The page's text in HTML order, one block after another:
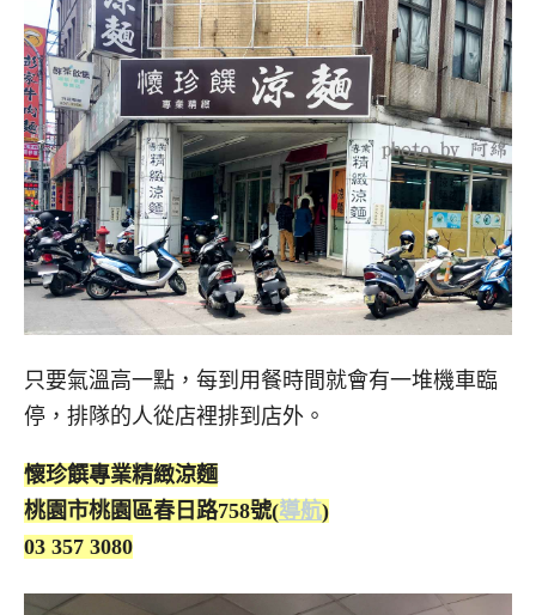
只要氣溫高一點，每到用餐時間就會有一堆機車臨
停，排隊的人從店裡排到店外。
懷珍饌專業精緻涼麵
桃園市桃園區春日路758號(導航)
03 357 3080